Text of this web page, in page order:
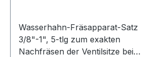
Wasserhahn-Fräsapparat-Satz
3/8"-1", 5-tlg zum exakten
Nachfräsen der Ventilsitze bei